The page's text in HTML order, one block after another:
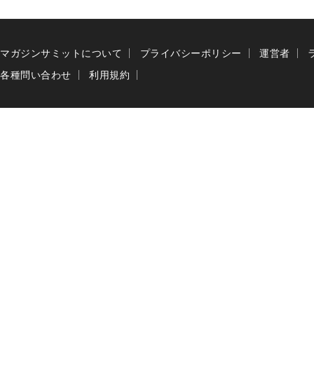
マガジンサミットについて プライバシーポリシー 運営者
各種問い合わせ
利用規約